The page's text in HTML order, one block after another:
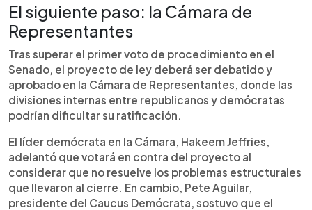
El siguiente paso: la Cámara de
Representantes
Tras superar el primer voto de procedimiento en el
Senado, el proyecto de ley deberá ser debatido y
aprobado en la Cámara de Representantes, donde las
divisiones internas entre republicanos y demócratas
podrían dificultar su ratificación.
El líder demócrata en la Cámara, Hakeem Jeffries,
adelantó que votará en contra del proyecto al
considerar que no resuelve los problemas estructurales
que llevaron al cierre. En cambio, Pete Aguilar,
presidente del Caucus Demócrata, sostuvo que el